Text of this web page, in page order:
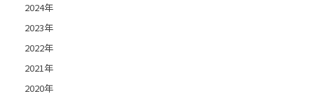
2024年
2023年
2022年
2021年
2020年